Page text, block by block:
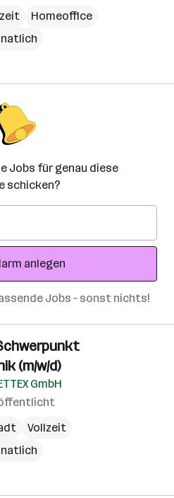
Homeoffice
Jobs für genau diese
schicken?
anlegen
Jobs – sonst nichts!
(m/w/d)
GmbH
Vollzeit